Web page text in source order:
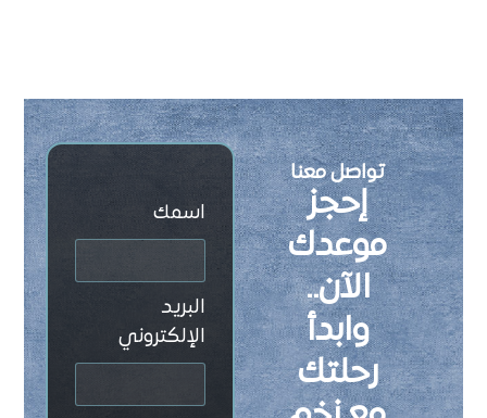
تواصل معنا
إحجز
موعدك
الآن..
وابدأ
رحلتك
اسمك
البريد
الإلكتروني